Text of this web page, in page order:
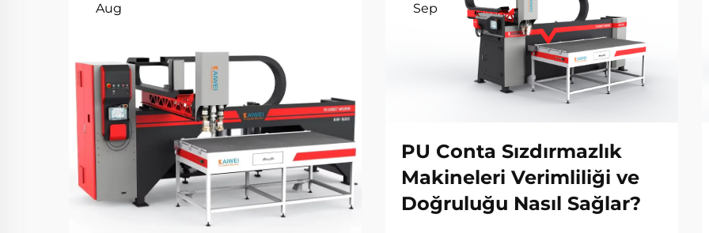
Aug Sep
PU Conta Sızdırmazlık
Makineleri Verimliliği ve
Doğruluğu Nasıl Sağlar?